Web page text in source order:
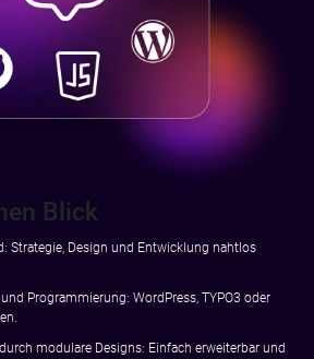
Blick
Strategie, Design und Entwicklung nahtlos
Programmierung: WordPress, TYPO3 oder
modulare Designs: Einfach erweiterbar und